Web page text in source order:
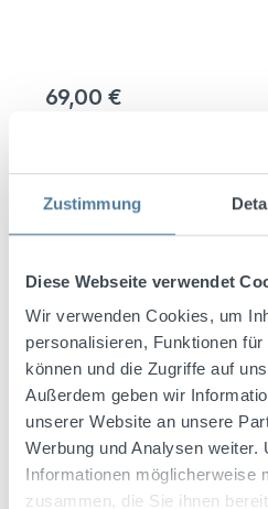
Zustimmung
Diese Webseite verwendet
Wir verwenden Cookies, um
personalisieren, Funktionen
können und die Zugriffe auf
Außerdem geben wir
unserer Website an unsere
Werbung und Analysen weiter.
Informationen möglicherweise
zusammen, die Sie ihnen
69,00 €
Sofort verfügbar, Lieferzeit:
Produktnummer:97300
Beschreibung
Gutschein für die Teilnahme an
1664: Fachkundige Anleitung